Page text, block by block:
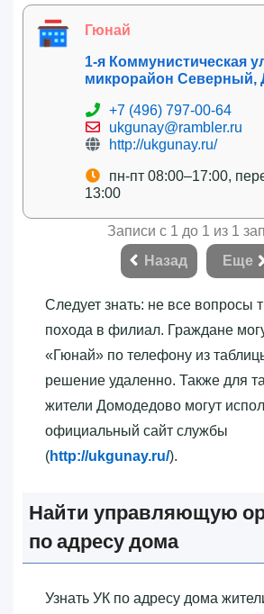
Гюнай
1-я Коммунистическая
микрорайон Северный,
+7 (496) 797-00-64
ukgunay@rambler.ru
http://ukgunay.ru/
пн-пт 08:00–17:00,
13:00
Записи с 1 до 1 из 1
Назад
Еще
Следует знать: не все вопросы
похода в филиал. Граждане
«‎Гюнай»‎ по телефону из
решение удаленно. Также для
жители Домодедово могут
официальный сайт службы
(http://ukgunay.ru/).
Найти управляющую
по адресу дома
Узнать УК по адресу дома